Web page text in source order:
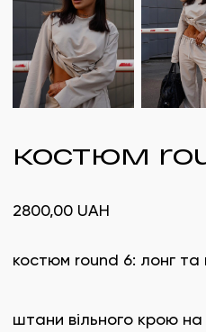
костюм
2800,00 UAH
костюм round 6: лонг
штани вільного крою на